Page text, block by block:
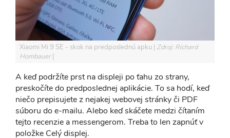
Xiaomi Mi 9 SE - skok na predposlednú apku
Zdroj: Richard
Hombauer
A keď podržíte prst na displeji po ťahu zo strany,
preskočíte do predposlednej aplikácie. To sa hodí, keď
niečo prepisujete z nejakej webovej stránky či PDF
súboru do e-mailu. Alebo keď skáčete medzi čítaním
tejto recenzie a messengerom. Treba to len zapnúť v
položke Celý displej.